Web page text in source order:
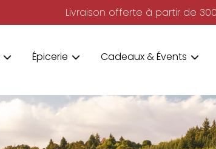
Livraison offerte à partir de
Épicerie Cadeaux & Évents